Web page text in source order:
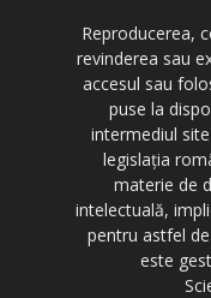
Reproducerea,
revinderea sau
accesul sau
puse la
intermediul
legislația
materie de
intelectuală,
pentru astfel
este